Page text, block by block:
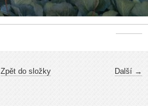
Další →
Zpět do složky